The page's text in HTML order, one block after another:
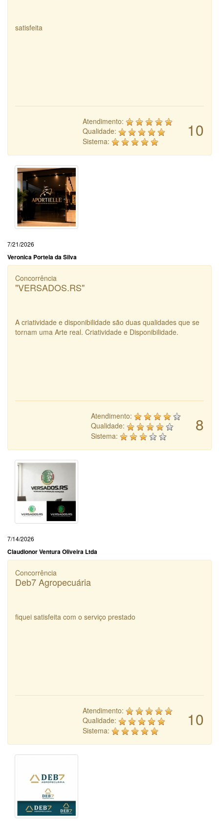
satisfeita
10
Atendimento:
Qualidade:
Sistema:
7/21/2026
Veronica Portela da Silva
Concorrência
"VERSADOS.RS"
A criatividade e disponibilidade são duas qualidades que se
tornam uma Arte real. Criatividade e Disponibilidade.
8
Atendimento:
Qualidade:
Sistema:
7/14/2026
Claudionor Ventura Oliveira Ltda
Concorrência
Deb7 Agropecuária
fiquei satisfeita com o serviço prestado
10
Atendimento:
Qualidade:
Sistema: